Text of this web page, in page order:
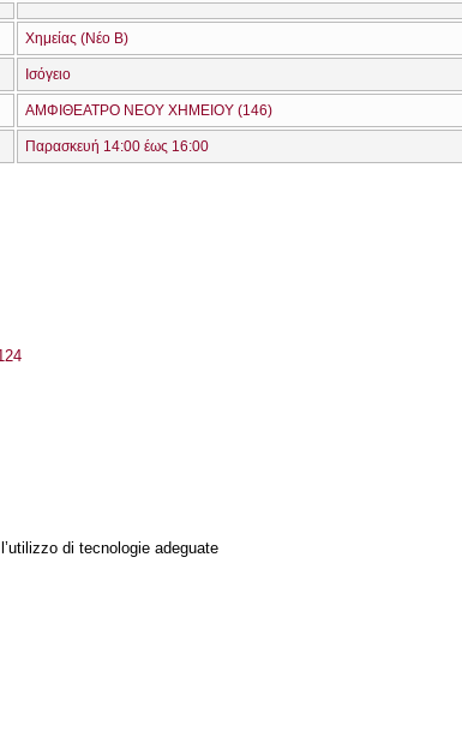
Χημείας (Νέο Β)
Ισόγειο
ΑΜΦΙΘΕΑΤΡΟ ΝΕΟΥ ΧΗΜΕΙΟΥ (146)
Παρασκευή 14:00 έως 16:00
di tecnologie adeguate